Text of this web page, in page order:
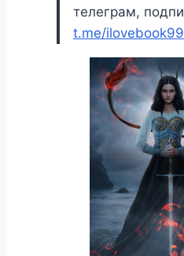
телеграм,
t.me/ilovebook99